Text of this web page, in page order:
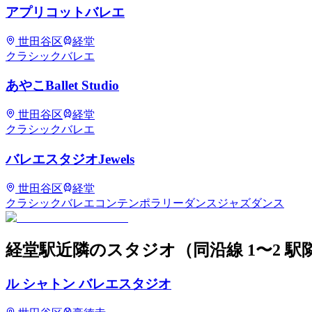
アプリコットバレエ
世田谷区
経堂
クラシックバレエ
あやこBallet Studio
世田谷区
経堂
クラシックバレエ
バレエスタジオJewels
世田谷区
経堂
クラシックバレエコンテンポラリーダンス ジャズダンス
経堂駅近隣のスタジオ （同沿線 1〜2 駅
ル シャトン バレエスタジオ